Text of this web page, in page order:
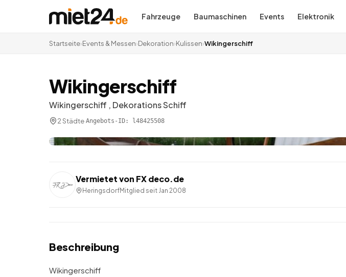
Fahrzeuge Baumaschinen Events Elektronik
Startseite›Events & Messen›Dekoration›Kulissen›Wikingerschiff
Wikingerschiff
Wikingerschiff , Dekorations Schiff
2 Städte·Angebots-ID: l48425508
Vermietet von FX deco.de
HeringsdorfMitglied seit Jan 2008
Beschreibung
Wikingerschiff